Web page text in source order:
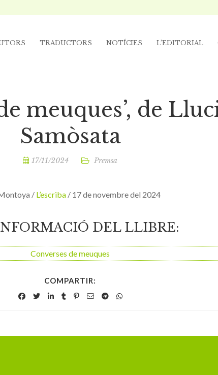
TRADUCTORS NOTÍCIES L’EDITORIAL
meuques’, de
Samòsata
17/11/2024 Premsa
/ L’escriba / 17 de novembre del 2024
DEL LLIBRE:
Converses de meuques
COMPARTIR: